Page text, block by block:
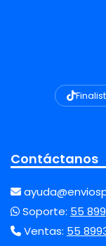
Contáctanos
Soporte: 55
Ventas: 55